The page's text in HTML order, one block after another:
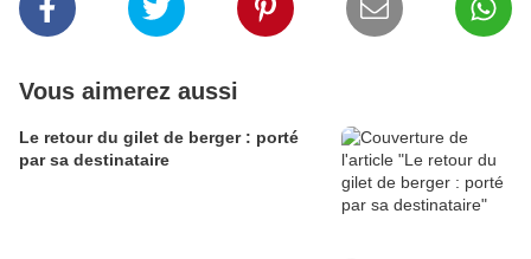
Vous aimerez aussi
Le retour du gilet de berger : porté
par sa destinataire